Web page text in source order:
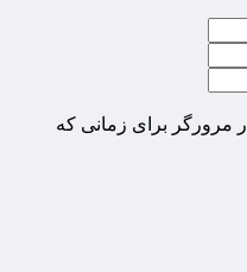
مرورگر برای زمانی که